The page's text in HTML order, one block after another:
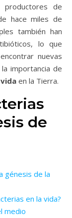
productores de
hace miles de
también han
lo que
nuevas
importancia de
en la Tierra.
de
génesis de la
en la vida?
medio